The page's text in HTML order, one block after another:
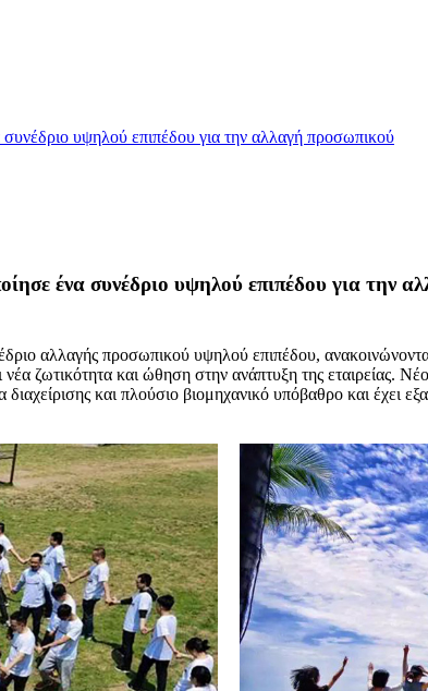
υψηλού επιπέδου για την αλλαγή προσωπικού
ένα συνέδριο υψηλού επιπέδου για την
προσωπικού υψηλού επιπέδου, ανακοινώνοντας
ζωτικότητα και ώθηση στην ανάπτυξη της εταιρείας.
και πλούσιο βιομηχανικό υπόβαθρο και έχει